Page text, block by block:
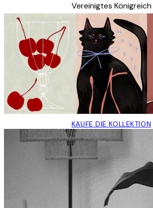
Vereinigtes Königreich
KAUFE DIE KOLLEKTION